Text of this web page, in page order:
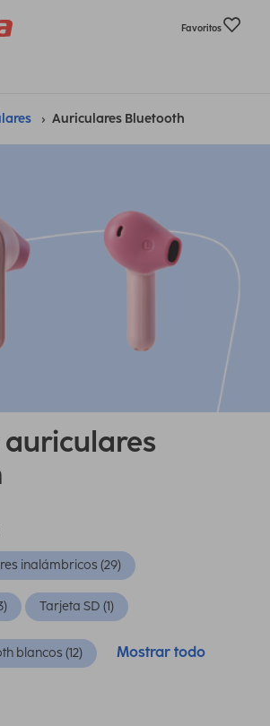
Favoritos
Auriculares Bluetooth
auriculares
inalámbricos (29)
Tarjeta SD (1)
blancos (12) Mostrar todo